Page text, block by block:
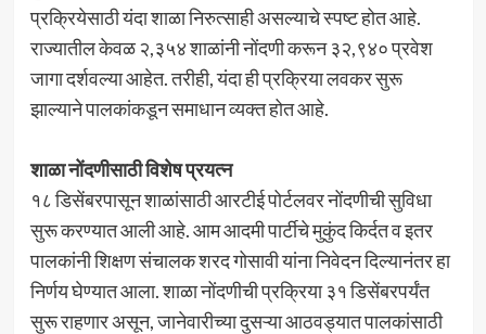
प्रक्रियेसाठी यंदा शाळा निरुत्साही असल्याचे स्पष्ट होत आहे.
राज्यातील केवळ २,३५४ शाळांनी नोंदणी करून ३२,९४० प्रवेश
जागा दर्शवल्या आहेत. तरीही, यंदा ही प्रक्रिया लवकर सुरू
झाल्याने पालकांकडून समाधान व्यक्त होत आहे.
शाळा नोंदणीसाठी विशेष प्रयत्न
१८ डिसेंबरपासून शाळांसाठी आरटीई पोर्टलवर नोंदणीची सुविधा
सुरू करण्यात आली आहे. आम आदमी पार्टीचे मुकुंद किर्दत व इतर
पालकांनी शिक्षण संचालक शरद गोसावी यांना निवेदन दिल्यानंतर हा
निर्णय घेण्यात आला. शाळा नोंदणीची प्रक्रिया ३१ डिसेंबरपर्यंत
सुरू राहणार असून, जानेवारीच्या दुसऱ्या आठवड्यात पालकांसाठी